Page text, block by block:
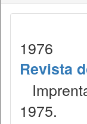
1976
Revista
1975.